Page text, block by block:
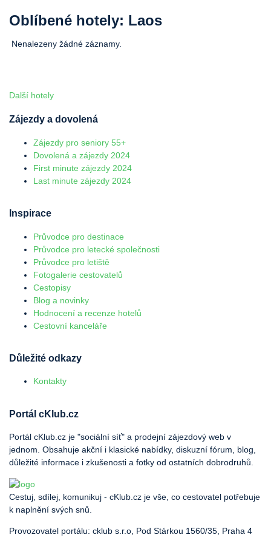
Oblíbené hotely: Laos
Nenalezeny žádné záznamy.
Další hotely
Zájezdy a dovolená
Zájezdy pro seniory 55+
Dovolená a zájezdy 2024
First minute zájezdy 2024
Last minute zájezdy 2024
Inspirace
Průvodce pro destinace
Průvodce pro letecké společnosti
Průvodce pro letiště
Fotogalerie cestovatelů
Cestopisy
Blog a novinky
Hodnocení a recenze hotelů
Cestovní kanceláře
Důležité odkazy
Kontakty
Portál cKlub.cz
Portál cKlub.cz je "sociální síť" a prodejní zájezdový web v
jednom. Obsahuje akční i klasické nabídky, diskuzní fórum, blog,
důležité informace i zkušenosti a fotky od ostatních dobrodruhů.
Cestuj, sdílej, komunikuj - cKlub.cz je vše, co cestovatel potřebuje
k naplnění svých snů.
Provozovatel portálu: cklub s.r.o, Pod Stárkou 1560/35, Praha 4